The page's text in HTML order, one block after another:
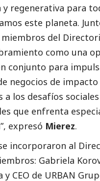
regenerativa para
este planeta.
del
como una
conjunto para
negocios de
a los desafíos
que enfrenta
expresó Mierez.
incorporaron al
Gabriela
CEO de URBAN